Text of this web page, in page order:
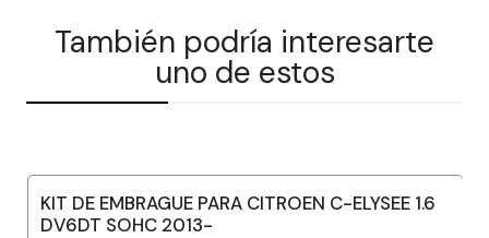
También podría interesarte
uno de estos
KIT DE EMBRAGUE PARA CITROEN C-ELYSEE 1.6
DV6DT SOHC 2013-